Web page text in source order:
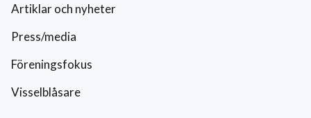
Artiklar och nyheter
Press/media
Föreningsfokus
Visselblåsare